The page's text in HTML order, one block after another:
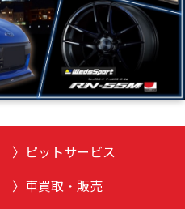
ピットサービス
車買取・販売